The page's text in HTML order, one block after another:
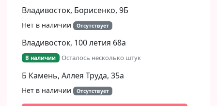
Владивосток, Борисенко, 9Б​
Нет в наличии Отсутствует
Владивосток, 100 летия 68а
В наличии Осталось несколько штук
Б Камень, Аллея Труда, 35а
Нет в наличии Отсутствует